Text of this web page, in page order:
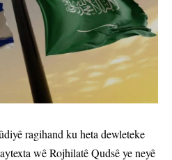
ragihand ku heta dewleteke
wê Rojhilatê Qudsê ye neyê